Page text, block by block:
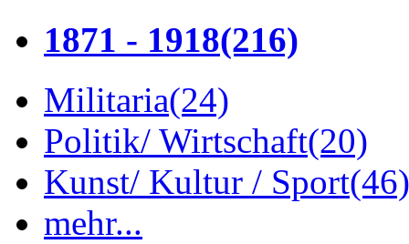
1871 - 1918(216)
Militaria(24)
Politik/ Wirtschaft(20)
Kunst/ Kultur / Sport(46)
mehr...